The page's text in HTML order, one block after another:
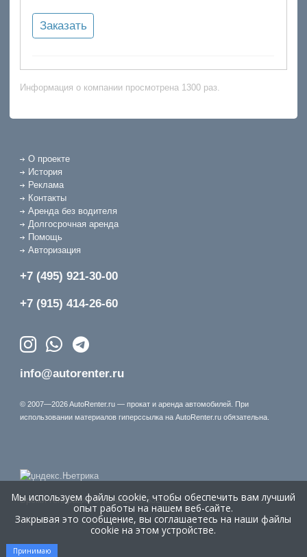
Заказать
Информация о компании просмотрена 1300 раз.
О проекте
История
Реклама
Контакты
Аренда без водителя
Долгосрочная аренда
Помощь
Авторизация
+7 (495) 921-30-00
+7 (915) 414-26-60
info@autorenter.ru
© 2007—2026 AutoRenter.ru — прокат и аренда автомобилей. При
использовании материалов гиперссылка на AutoRenter.ru обязательна.
Время генерации страницы: 0.632 сек.
Мы используем файлы cookie, чтобы обеспечить вам лучший
опыт работы на нашем веб-сайте.
Закрывая это сообщение, вы соглашаетесь на наши файлы
cookie на этом устройстве.
Принимаю